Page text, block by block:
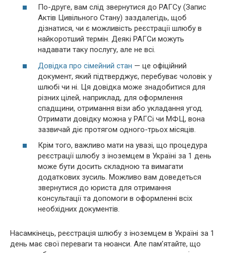
По-друге, вам слід звернутися до РАГСу (Запис
Актів Цивільного Стану) заздалегідь, щоб
дізнатися, чи є можливість реєстрації шлюбу в
найкоротший термін. Деякі РАГСи можуть
надавати таку послугу, але не всі.
Довідка про сімейний стан — це офіційний
документ, який підтверджує, перебуває чоловік у
шлюбі чи ні. Ця довідка може знадобитися для
різних цілей, наприклад, для оформлення
спадщини, отримання візи або укладання угод.
Отримати довідку можна у РАГСі чи МФЦ, вона
зазвичай діє протягом одного-трьох місяців.
Крім того, важливо мати на увазі, що процедура
реєстрації шлюбу з іноземцем в Україні за 1 день
може бути досить складною та вимагати
додаткових зусиль. Можливо вам доведеться
звернутися до юриста для отримання
консультації та допомоги в оформленні всіх
необхідних документів.
Насамкінець, реєстрація шлюбу з іноземцем в Україні за 1
день має свої переваги та нюанси. Але пам’ятайте, що